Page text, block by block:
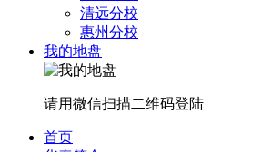
清远分校
惠州分校
我的地盘
请用微信扫描二维码登陆
首页